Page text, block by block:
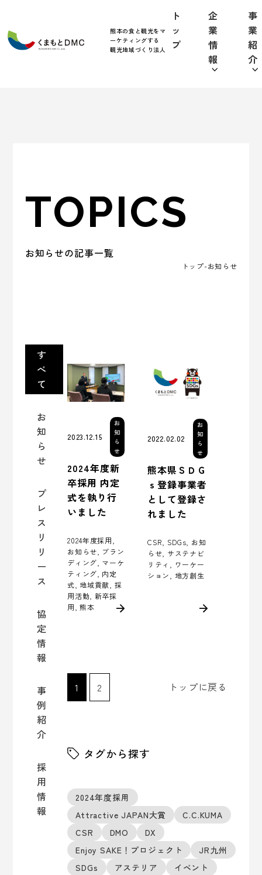
熊本の食と観光をマ
ーケティングする
観光地域づくり法人
ト
ッ
プ
企
業
情
報
事
業
紹
介
TOPICS
お知らせの記事一覧
トップ-お知らせ
す
べ
て
お
知
ら
せ
プ
レ
ス
リ
リ
ー
ス
協
定
情
報
事
例
紹
介
採
用
情
報
2023.12.15
お
知
ら
せ
2024年度新
卒採用 内定
式を執り行
いました
2024年度採用,
お知らせ, ブラン
ディング, マーケ
ティング, 内定
式, 地域貢献, 採
用活動, 新卒採
用, 熊本
2022.02.02
お
知
ら
せ
熊本県ＳＤＧ
ｓ登録事業者
として登録さ
れました
CSR, SDGs, お知
らせ, サステナビ
リティ, ワーケー
ション, 地方創生
1 2 トップに戻る
タグから探す
2024年度採用
Attractive JAPAN大賞
C.C.KUMA
CSR
DMO
DX
Enjoy SAKE！プロジェクト
JR九州
SDGs
アステリア
イベント